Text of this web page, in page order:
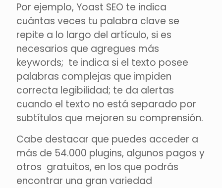
Por ejemplo, Yoast SEO te indica
cuántas veces tu palabra clave se
repite a lo largo del artículo, si es
necesarios que agregues más
keywords; te indica si el texto posee
palabras complejas que impiden
correcta legibilidad; te da alertas
cuando el texto no está separado por
subtítulos que mejoren su comprensión.
Cabe destacar que puedes acceder a
más de 54.000 plugins, algunos pagos y
otros gratuitos, en los que podrás
encontrar una gran variedad